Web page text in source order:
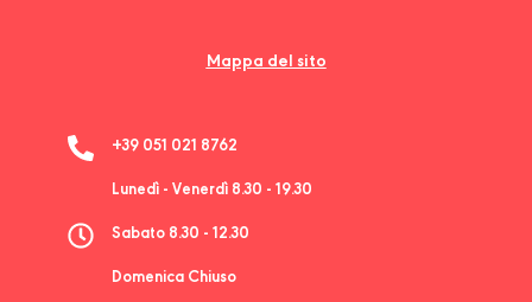
Mappa del sito
+39 051 021 8762
Lunedì - Venerdì 8.30 - 19.30
Sabato 8.30 - 12.30
Domenica Chiuso